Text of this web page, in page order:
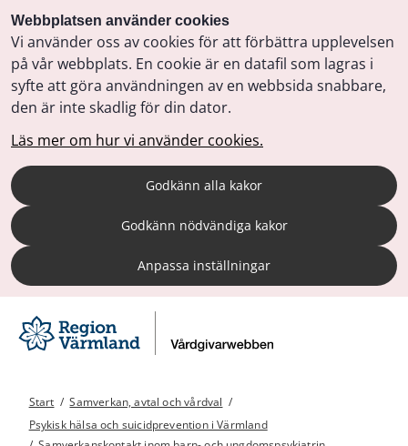
Webbplatsen använder cookies
Vi använder oss av cookies för att förbättra upplevelsen
på vår webbplats. En cookie är en datafil som lagras i
syfte att göra användningen av en webbsida snabbare,
den är inte skadlig för din dator.
Läs mer om hur vi använder cookies.
Godkänn alla kakor
Godkänn nödvändiga kakor
Anpassa inställningar
Start / Samverkan, avtal och vårdval /
Psykisk hälsa och suicidprevention i Värmland